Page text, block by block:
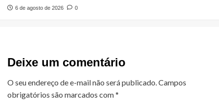
6 de agosto de 2026 0
Deixe um comentário
O seu endereço de e-mail não será publicado.Campos
obrigatórios são marcados com*